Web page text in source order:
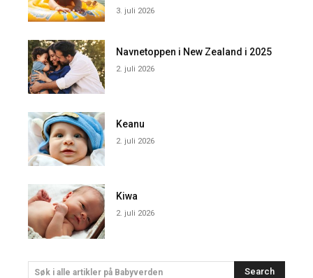
3. juli 2026
Navnetoppen i New Zealand i 2025
2. juli 2026
Keanu
2. juli 2026
Kiwa
2. juli 2026
Søk i alle artikler på Babyverden Search